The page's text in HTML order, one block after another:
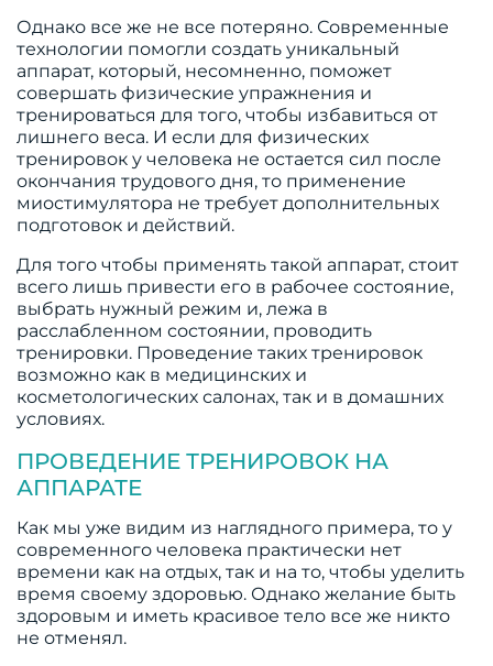
Однако все же не все потеряно. Современные
технологии помогли создать уникальный
аппарат, который, несомненно, поможет
совершать физические упражнения и
тренироваться для того, чтобы избавиться от
лишнего веса. И если для физических
тренировок у человека не остается сил после
окончания трудового дня, то применение
миостимулятора не требует дополнительных
подготовок и действий.
Для того чтобы применять такой аппарат, стоит
всего лишь привести его в рабочее состояние,
выбрать нужный режим и, лежа в
расслабленном состоянии, проводить
тренировки. Проведение таких тренировок
возможно как в медицинских и
косметологических салонах, так и в домашних
условиях.
ПРОВЕДЕНИЕ ТРЕНИРОВОК НА
АППАРАТЕ
Как мы уже видим из наглядного примера, то у
современного человека практически нет
времени как на отдых, так и на то, чтобы уделить
время своему здоровью. Однако желание быть
здоровым и иметь красивое тело все же никто
не отменял.